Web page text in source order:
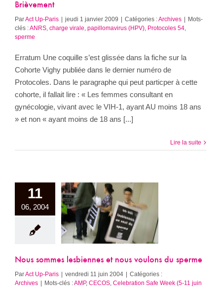
Brièvement
ParAct Up-Paris | jeudi 1 janvier 2009 | Catégories :Archives | Mots-
clés :ANRS charge virale papillomavirus (HPV) Protocoles 54
sperme
Erratum Une coquille s’est glissée dans la fiche sur la
Cohorte Vighy publiée dans le dernier numéro de
Protocoles. Dans le paragraphe qui peut particper à cette
cohorte, il fallait lire : « Les femmes consultant en
gynécologie, vivant avec le VIH-1, ayant AU moins 18 ans
» et non « ayant moins de 18 ans [...]
Lire la suite
11
06, 2004
sommes
du sperme
Nous sommes lesbiennes et nous voulons du sperme
ParAct Up-Paris | vendredi 11 juin 2004 | Catégories :
Archives | Mots-clés :AMP, CECOS Celebration Safe Week (5-11 juin